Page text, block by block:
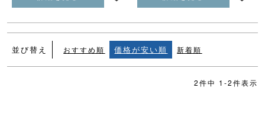
並び替え おすすめ順 価格が安い順 新着順
2件中 1 -2件表示